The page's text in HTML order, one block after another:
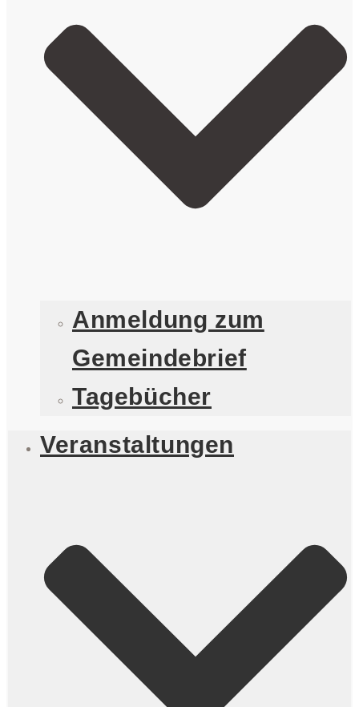
Anmeldung zum
Gemeindebrief
Tagebücher
Veranstaltungen